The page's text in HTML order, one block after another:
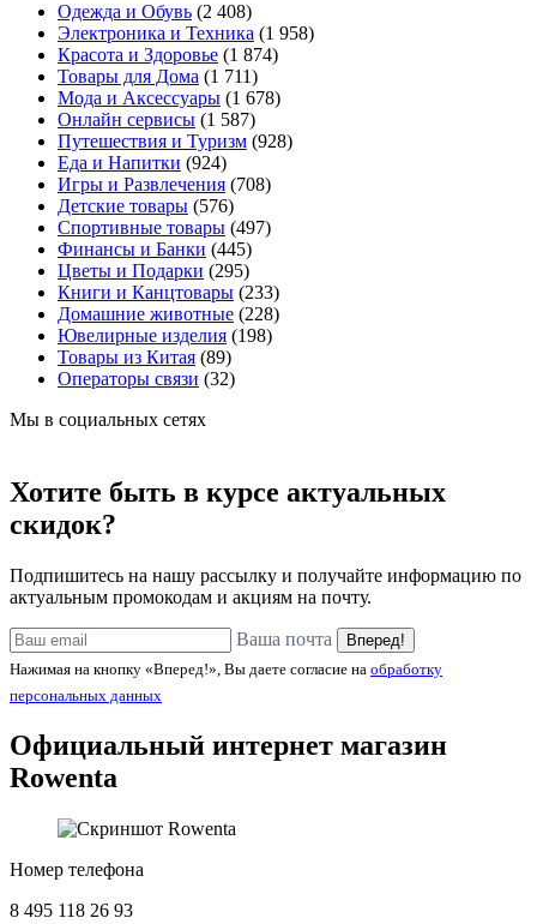
Одежда и Обувь (2 408)
Электроника и Техника (1 958)
Красота и Здоровье (1 874)
Товары для Дома (1 711)
Мода и Аксессуары (1 678)
Онлайн сервисы (1 587)
Путешествия и Туризм (928)
Еда и Напитки (924)
Игры и Развлечения (708)
Детские товары (576)
Спортивные товары (497)
Финансы и Банки (445)
Цветы и Подарки (295)
Книги и Канцтовары (233)
Домашние животные (228)
Ювелирные изделия (198)
Товары из Китая (89)
Операторы связи (32)
Мы в социальных сетях
Хотите быть в курсе актуальных
скидок?
Подпишитесь на нашу рассылку и получайте информацию по
актуальным промокодам и акциям на почту.
Ваша почта
Вперед!
Нажимая на кнопку «Вперед!», Вы даете согласие на обработку
персональных данных
Официальный интернет магазин
Rowenta
Номер телефона
8 495 118 26 93